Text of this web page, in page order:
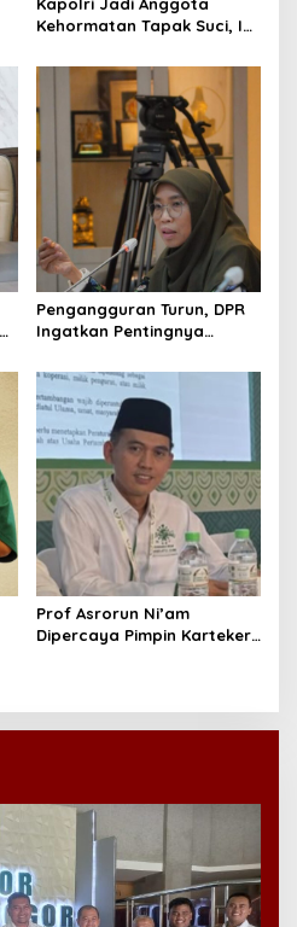
Kapolri Jadi Anggota
Kehormatan Tapak Suci, Ini
Pengangguran Turun, DPR
Ingatkan Pentingnya
yang Layak
Prof Asrorun Ni’am
Dipercaya Pimpin Karteker